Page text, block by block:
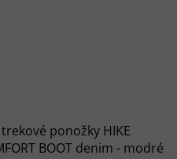
trekové ponožky HIKE
BOOT denim - modré